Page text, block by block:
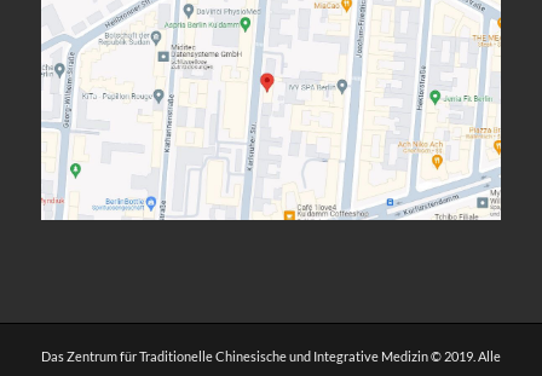
Das Zentrum für Traditionelle Chinesische und Integrative Medizin © 2019. Alle